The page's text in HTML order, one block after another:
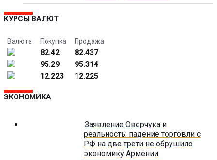
КУРСЫ ВАЛЮТ
Валюта Покупка Продажа
82.42
82.437
95.29
95.314
12.223
12.225
ЭКОНОМИКА
Заявление Оверчука и
реальность: падение торговли с
РФ на две трети не обрушило
экономику Армении